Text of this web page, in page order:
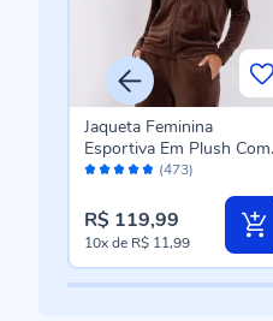
Avaliação: (473)
Jaqueta Feminina
Esportiva Em Plush Com
Capuz Scream Marrom
R$ 119,99
10xde R$ 11,99